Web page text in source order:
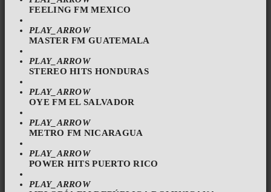
FEELING FM MEXICO
PLAY_ARROW
MASTER FM GUATEMALA
PLAY_ARROW
STEREO HITS HONDURAS
PLAY_ARROW
OYE FM EL SALVADOR
PLAY_ARROW
METRO FM NICARAGUA
PLAY_ARROW
POWER HITS PUERTO RICO
PLAY_ARROW